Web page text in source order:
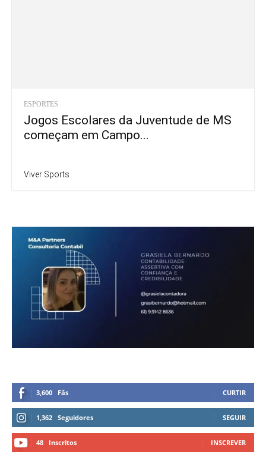
ESPORTES
Jogos Escolares da Juventude de MS
começam em Campo...
Viver Sports
3,600 Fãs CURTIR
1,362 Seguidores SEGUIR
48 Inscritos INSCREVER